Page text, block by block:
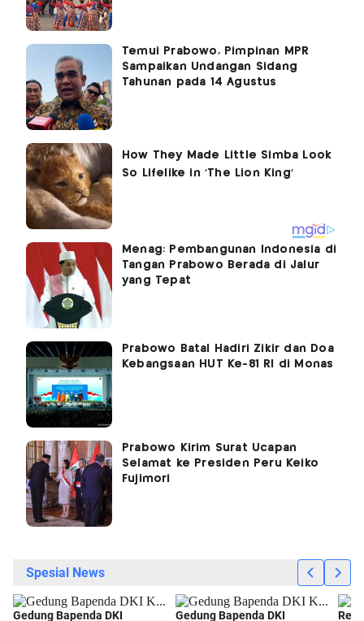
Temui Prabowo, Pimpinan MPR
Sampaikan Undangan Sidang
Tahunan pada 14 Agustus
Menag: Pembangunan Indonesia di
Tangan Prabowo Berada di Jalur
yang Tepat
Prabowo Batal Hadiri Zikir dan Doa
Kebangsaan HUT Ke-81 RI di Monas
Prabowo Kirim Surat Ucapan
Selamat ke Presiden Peru Keiko
Fujimori